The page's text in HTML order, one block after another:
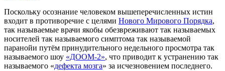
Поскольку осознание человеком вышеперечисленных истин
входит в противоречие с целями Нового Мирового Порядка,
так называемые врачи якобы обезвреживают так называемых
носителей так называемого симптома так называемой
паранойи путём принудительного недельного просмотра так
называемого шоу «ДООМ-2», что приводит к устранению так
называемого «дефекта мозга» за исчезновением последнего.